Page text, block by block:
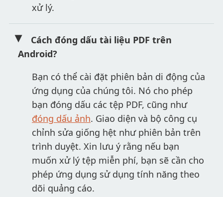
xử lý.
Cách đóng dấu tài liệu PDF trên
Android?
Bạn có thể cài đặt phiên bản di động của
ứng dụng của chúng tôi. Nó cho phép
bạn đóng dấu các tệp PDF, cũng như
đóng dấu ảnh. Giao diện và bộ công cụ
chỉnh sửa giống hệt như phiên bản trên
trình duyệt. Xin lưu ý rằng nếu bạn
muốn xử lý tệp miễn phí, bạn sẽ cần cho
phép ứng dụng sử dụng tính năng theo
dõi quảng cáo.